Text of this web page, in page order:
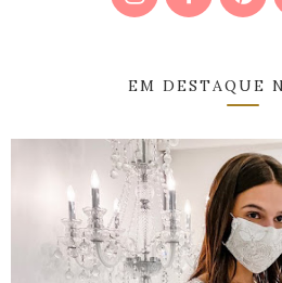
EM DESTAQUE